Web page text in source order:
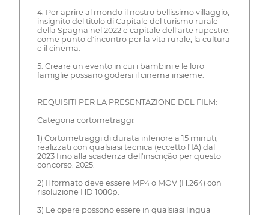
4. Per aprire al mondo il nostro bellissimo villaggio,
insignito del titolo di Capitale del turismo rurale
della Spagna nel 2022 e capitale dell'arte rupestre,
come punto d'incontro per la vita rurale, la cultura
e il cinema.
5. Creare un evento in cui i bambini e le loro
famiglie possano godersi il cinema insieme.
REQUISITI PER LA PRESENTAZIONE DEL FILM:
Categoria cortometraggi:
1) Cortometraggi di durata inferiore a 15 minuti,
realizzati con qualsiasi tecnica (eccetto l'IA) dal
2023 fino alla scadenza dell'inscrição per questo
concorso. 2025.
2) Il formato deve essere MP4 o MOV (H.264) con
risoluzione HD 1080p.
3) Le opere possono essere in qualsiasi lingua